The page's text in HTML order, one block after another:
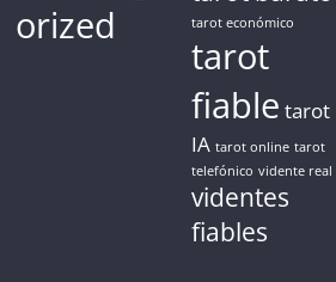
orized
tarot económico
tarot
fiable tarot
IA tarot online tarot
telefónico vidente real
videntes
fiables